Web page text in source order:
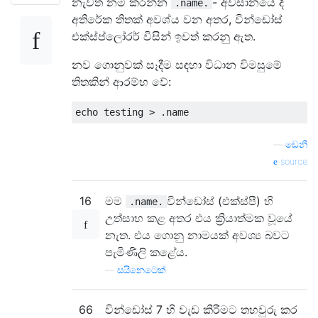
.name.
අතිරේක තිතක් අවශ්ය වන අතර, වින්ඩෝස්
එක්ස්ප්ලෝරර් විසින් ඉවත් කරනු ඇත.
නව ගොනුවක් සෑදීම සඳහා විධාන විමසුමේ
තිතකින් ආරම්භ වේ:
ඩෙනී
source
16 මම .name. වින්ඩෝස් (එක්ස්පී) හි
උත්සාහ කළ අතර එය ක්‍රියාත්මක වූයේ
නැත. එය ගොනු නාමයක් අවශ්‍ය බවට
පැමිණිලි කළේය.
සයිනෙටෙක්
66 වින්ඩෝස් 7 හි වැඩ කිරීමට තහවුරු කර